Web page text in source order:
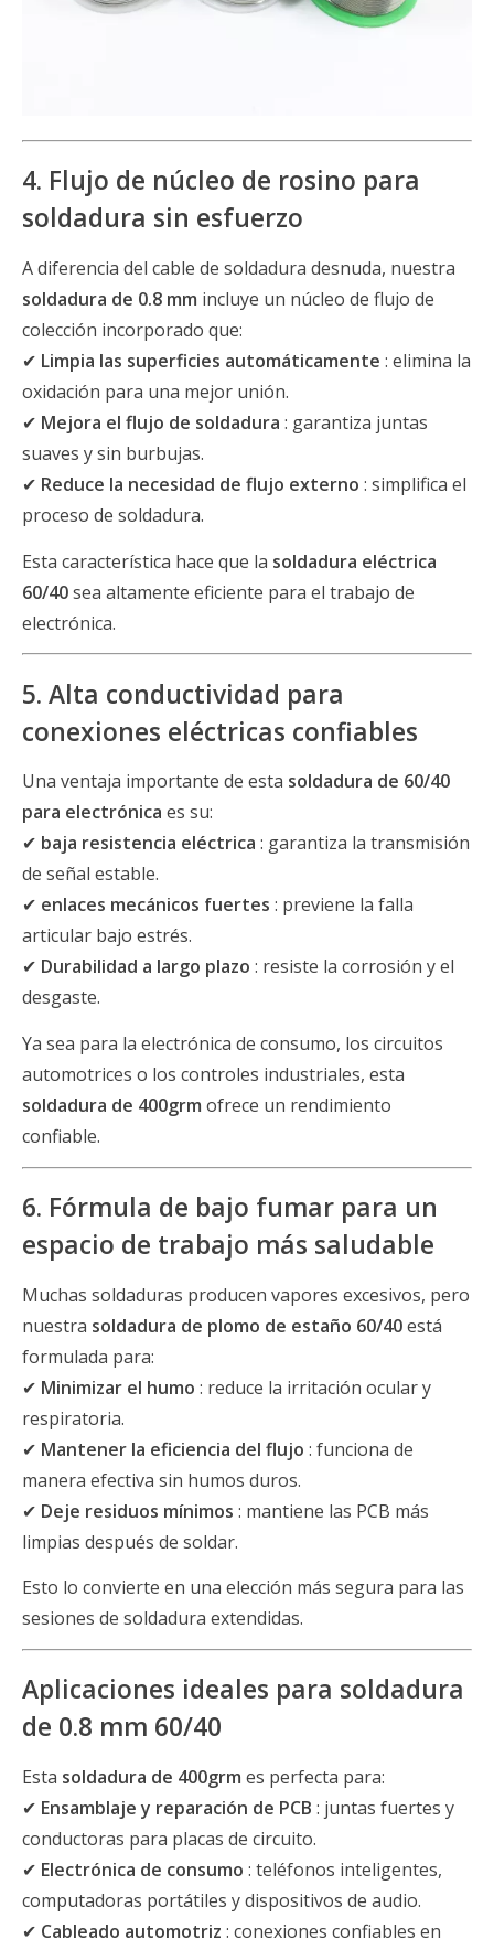
4. Flujo de núcleo de rosino para
soldadura sin esfuerzo
A diferencia del cable de soldadura desnuda, nuestra
soldadura de 0.8 mm incluye un núcleo de flujo de
colección incorporado que:
✔ Limpia las superficies automáticamente : elimina la
oxidación para una mejor unión.
✔ Mejora el flujo de soldadura : garantiza juntas
suaves y sin burbujas.
✔ Reduce la necesidad de flujo externo : simplifica el
proceso de soldadura.
Esta característica hace que la soldadura eléctrica
60/40sea altamente eficiente para el trabajo de
electrónica.
5. Alta conductividad para
conexiones eléctricas confiables
Una ventaja importante de esta soldadura de 60/40
para electrónica es su:
✔ baja resistencia eléctrica : garantiza la transmisión
de señal estable.
✔ enlaces mecánicos fuertes : previene la falla
articular bajo estrés.
✔ Durabilidad a largo plazo : resiste la corrosión y el
desgaste.
Ya sea para la electrónica de consumo, los circuitos
automotrices o los controles industriales, esta
soldadura de 400grm ofrece un rendimiento
confiable.
6. Fórmula de bajo fumar para un
espacio de trabajo más saludable
Muchas soldaduras producen vapores excesivos, pero
nuestra soldadura de plomo de estaño 60/40está
formulada para:
✔ Minimizar el humo : reduce la irritación ocular y
respiratoria.
✔ Mantener la eficiencia del flujo : funciona de
manera efectiva sin humos duros.
✔ Deje residuos mínimos : mantiene las PCB más
limpias después de soldar.
Esto lo convierte en una elección más segura para las
sesiones de soldadura extendidas.
Aplicaciones ideales para soldadura
de 0.8 mm 60/40
Esta soldadura de 400grm es perfecta para:
✔ Ensamblaje y reparación de PCB : juntas fuertes y
conductoras para placas de circuito.
✔ Electrónica de consumo : teléfonos inteligentes,
computadoras portátiles y dispositivos de audio.
✔ Cableado automotriz : conexiones confiables en